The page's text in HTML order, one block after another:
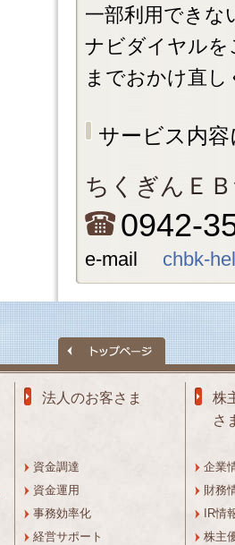
一部利用できな
ナビダイヤル
までおかけ直
サービス内
ちくぎんＥ
0942-
e-mail chbk-
法人のお客さま
資金調達
資金運用
事務効率化
経営サポート
株
さ
企業
財務
IR情
株主